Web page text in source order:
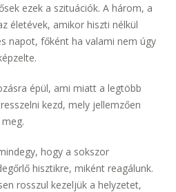
ezek a szituációk. A három, a
életévek, amikor hiszti nélkül
napot, főként ha valami nem úgy
épül, ami miatt a legtöbb
kezd, mely jellemzően
hogy a sokszor
hisztikre, miként reagálunk.
rosszul kezeljük a helyzetet,